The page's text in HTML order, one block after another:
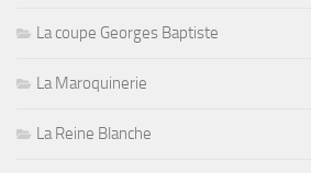
La coupe Georges Baptiste
La Maroquinerie
La Reine Blanche